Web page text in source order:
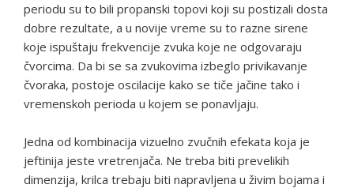
periodu su to bili propanski topovi koji su postizali dosta
dobre rezultate, a u novije vreme su to razne sirene
koje ispuštaju frekvencije zvuka koje ne odgovaraju
čvorcima. Da bi se sa zvukovima izbeglo privikavanje
čvoraka, postoje oscilacije kako se tiče jačine tako i
vremenskoh perioda u kojem se ponavljaju.
Jedna od kombinacija vizuelno zvučnih efekata koja je
jeftinija jeste vretrenjača. Ne treba biti prevelikih
dimenzija, krilca trebaju biti napravljena u živim bojama i